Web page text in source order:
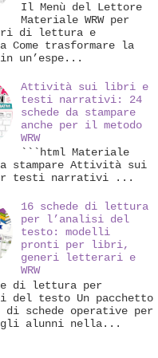
Il Menù del Lettore
Materiale WRW per
di lettura e
Come trasformare la
un’espe...
Attività sui libri e
testi narrativi: 24
schede da stampare
anche per il metodo
WRW
```html Materiale
stampare Attività sui
testi narrativi ...
16 schede di lettura
per l’analisi del
testo: modelli
pronti per libri,
generi letterari e
WRW
di lettura per
del testo Un pacchetto
di schede operative per
gli alunni nella...